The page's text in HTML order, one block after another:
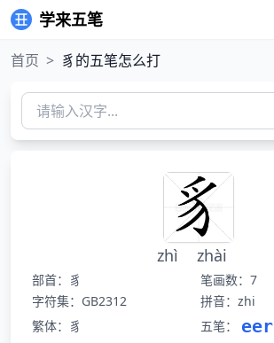
学来五笔
首页 > 豸的五笔怎么打
zhì zhài
部首：豸
笔画数：7
字符集：GB2312
拼音：zhi
繁体：豸
五笔： eer